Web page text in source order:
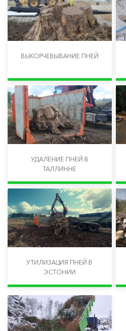
ВЫКОРЧЕВЫВАНИЕ ПНЕЙ
УДАЛЕНИЕ ПНЕЙ В
ТАЛЛИННЕ
УТИЛИЗАЦИЯ ПНЕЙ В
ЭСТОНИИ